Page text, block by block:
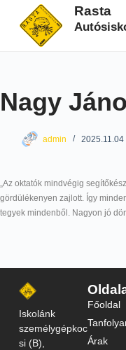
Rasta
Nagy
admin 2025.11.04
„Az oktatók mindvégig
gördülékenyen zajlott. Így
tegyek mindenből. Nagyon jó
Iskolánk
személygépkoc
si (B),
Főoldal
Árak